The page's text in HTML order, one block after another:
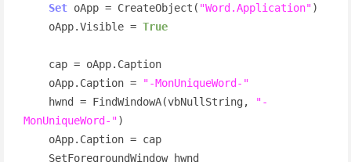
Set oApp = CreateObject( "Word.Application")
    oApp.Visible =
True
    oApp.Caption =
"-MonUniqueWord-"
    hwnd = FindWindowA(vbNullString,
"-
MonUniqueWord-")
    SetForegroundWindow hwnd